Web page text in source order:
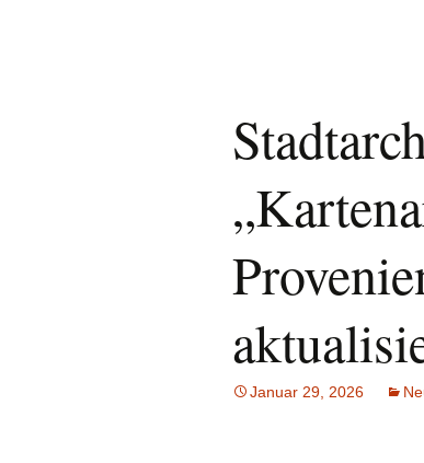
Januar 29, 2026